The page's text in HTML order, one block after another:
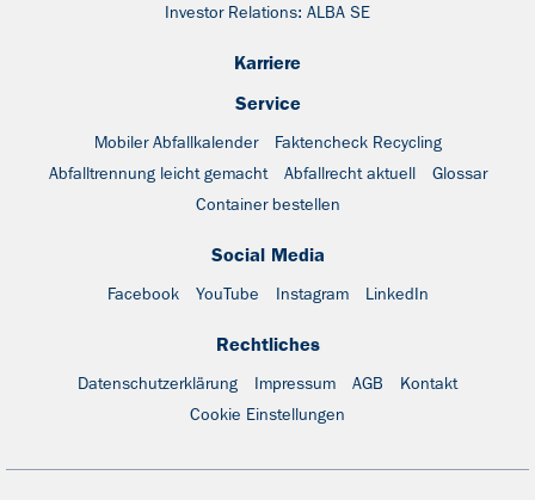
Investor Relations: ALBA SE
Karriere
Service
Mobiler Abfallkalender
Faktencheck Recycling
Abfalltrennung leicht gemacht
Abfallrecht aktuell
Glossar
Container bestellen
Social Media
Facebook YouTube Instagram LinkedIn
Rechtliches
Datenschutzerklärung Impressum AGB
Kontakt
Cookie Einstellungen